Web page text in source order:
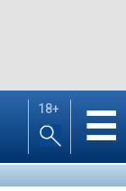
18+ ☰